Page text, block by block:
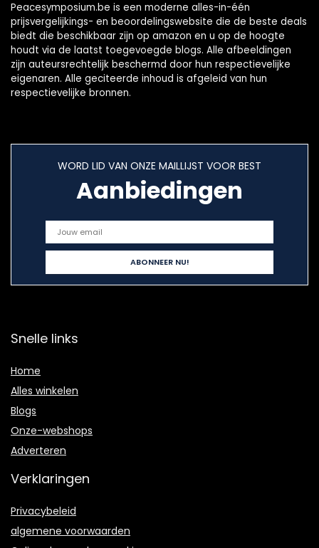
Peacesymposium.be is een moderne alles-in-één
prijsvergelijkings- en beoordelingswebsite die de beste deals
biedt die beschikbaar zijn op amazon en u op de hoogte
houdt via de laatst toegevoegde blogs. Alle afbeeldingen
zijn auteursrechtelijk beschermd door hun respectievelijke
eigenaren. Alle geciteerde inhoud is afgeleid van hun
respectievelijke bronnen.
WORD LID VAN ONZE MAILLIJST VOOR BEST
Aanbiedingen
Snelle links
Home
Alles winkelen
Blogs
Onze-webshops
Adverteren
Verklaringen
Privacybeleid
algemene voorwaarden